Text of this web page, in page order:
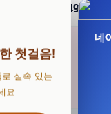
3,049,000원
첫걸음!
실속 있는
요
네